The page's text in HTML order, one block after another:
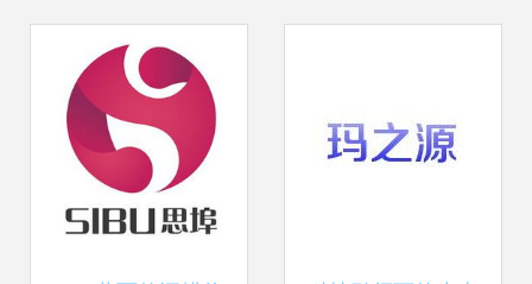
强，婕玛网络展望
产业新格局